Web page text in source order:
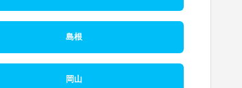
島根
岡山